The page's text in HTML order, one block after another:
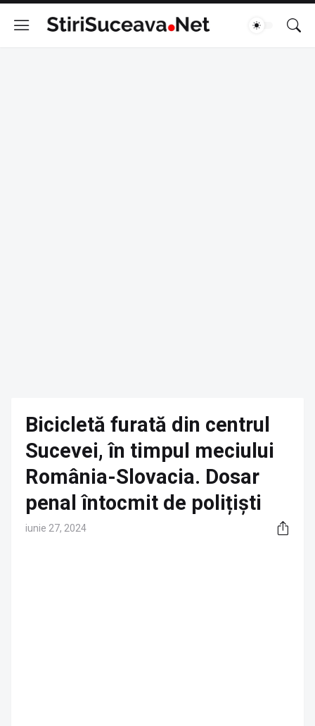
Bicicletă furată din centrul
Sucevei, în timpul meciului
România-Slovacia. Dosar
penal întocmit de polițiști
iunie 27, 2024